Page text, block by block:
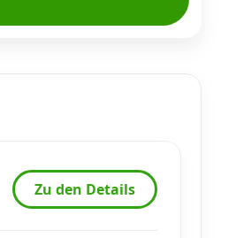
Zu den Details